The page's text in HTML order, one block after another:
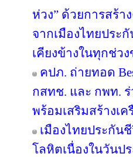
ห่วง” ด้วยการสร้
จากเมืองไทยประ
เคียงข้างในทุกช่ว
คปภ. ถ่ายทอด
กสทช. และ กพท.
พร้อมเสริมสร้างเ
เมืองไทยประกัน
โลหิตเนื่องในวันป